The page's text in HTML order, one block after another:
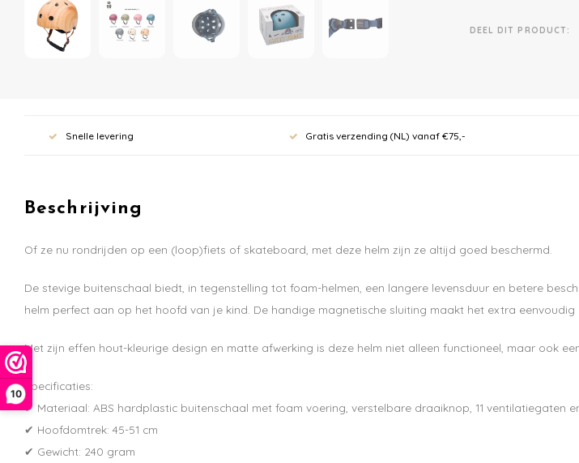
10
DEEL DIT PRODUCT:
Snelle levering Gratis verzending (NL) vanaf €75,-
Beschrijving
Of ze nu rondrijden op een (loop)fiets of skateboard, met deze helm zijn ze altijd goed beschermd.
De stevige buitenschaal biedt, in tegenstelling tot foam-helmen, een langere levensduur en betere
helm perfect aan op het hoofd van je kind. De handige magnetische sluiting maakt het extra eenvoudig
Met zijn effen hout-kleurige design en matte afwerking is deze helm niet alleen functioneel, maar ook
Specificaties:
✔ Materiaal: ABS hardplastic buitenschaal met foam voering, verstelbare draaiknop, 11 ventilatiegaten
✔ Hoofdomtrek: 45-51 cm
✔ Gewicht: 240 gram